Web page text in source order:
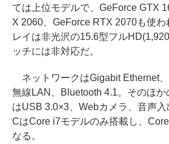
ては上位モデルで、GeForce GTX
X 2060、GeForce RTX 2070も使
レイは非光沢の15.6型フル
ッチには非対応だ。
ネットワークはGigabit Ethernet
無線LAN、Bluetooth 4.1。そのほか
はUSB 3.0×3、Webカメラ、音声
CはCore i7モデルのみ搭載し、
なる。